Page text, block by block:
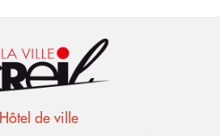
Hôtel de ville